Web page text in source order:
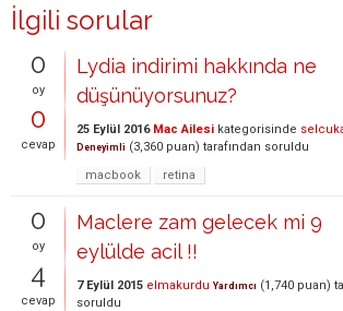
İlgili sorular
0
oy
0
cevap
Lydia indirimi hakkında ne
düşünüyorsunuz?
25 Eylül 2016 Mac Ailesi kategorisinde
Deneyimli (3,360 puan) tarafından soruldu
macbook
retina
0
oy
4
cevap
Maclere zam gelecek mi 9
eylülde acil !!
7 Eylül 2015 elmakurdu Yardımcı (1,740 puan)
soruldu